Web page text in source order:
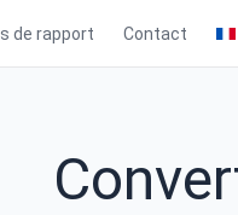
de rapport Contact